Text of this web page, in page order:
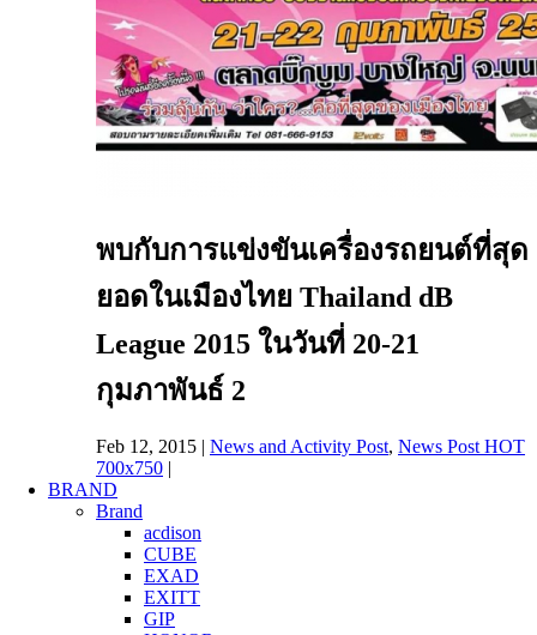
พบกับการแข่งขันเครื่องรถยนต์ที่สุด
ยอดในเมืองไทย Thailand dB
League 2015 ในวันที่ 20-21
กุมภาพันธ์ 2
Feb 12, 2015 | News and Activity Post, News Post HOT
700x750 |
BRAND
Brand
acdison
CUBE
EXAD
EXITT
GIP